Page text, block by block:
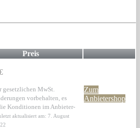
Preis
gesetzlichen MwSt.
vorbehalten, es
Konditionen im Anbieter-
aktualisiert am: 7. August
Zum
Anbietershop